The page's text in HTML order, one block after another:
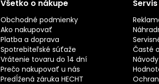
Všetko o nákupe
Obchodné podmienky
Ako nakupovať
Platba a doprava
Spotrebiteľské súťaže
Vrátenie tovaru do 14 dní
Prečo nakupovať u nás
Predĺžená záruka HECHT
Časté
Návody